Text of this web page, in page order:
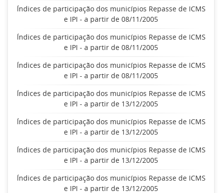
Índices de participação dos municípios Repasse de ICMS
e IPI - a partir de 08/11/2005
Índices de participação dos municípios Repasse de ICMS
e IPI - a partir de 08/11/2005
Índices de participação dos municípios Repasse de ICMS
e IPI - a partir de 08/11/2005
Índices de participação dos municípios Repasse de ICMS
e IPI - a partir de 13/12/2005
Índices de participação dos municípios Repasse de ICMS
e IPI - a partir de 13/12/2005
Índices de participação dos municípios Repasse de ICMS
e IPI - a partir de 13/12/2005
Índices de participação dos municípios Repasse de ICMS
e IPI - a partir de 13/12/2005